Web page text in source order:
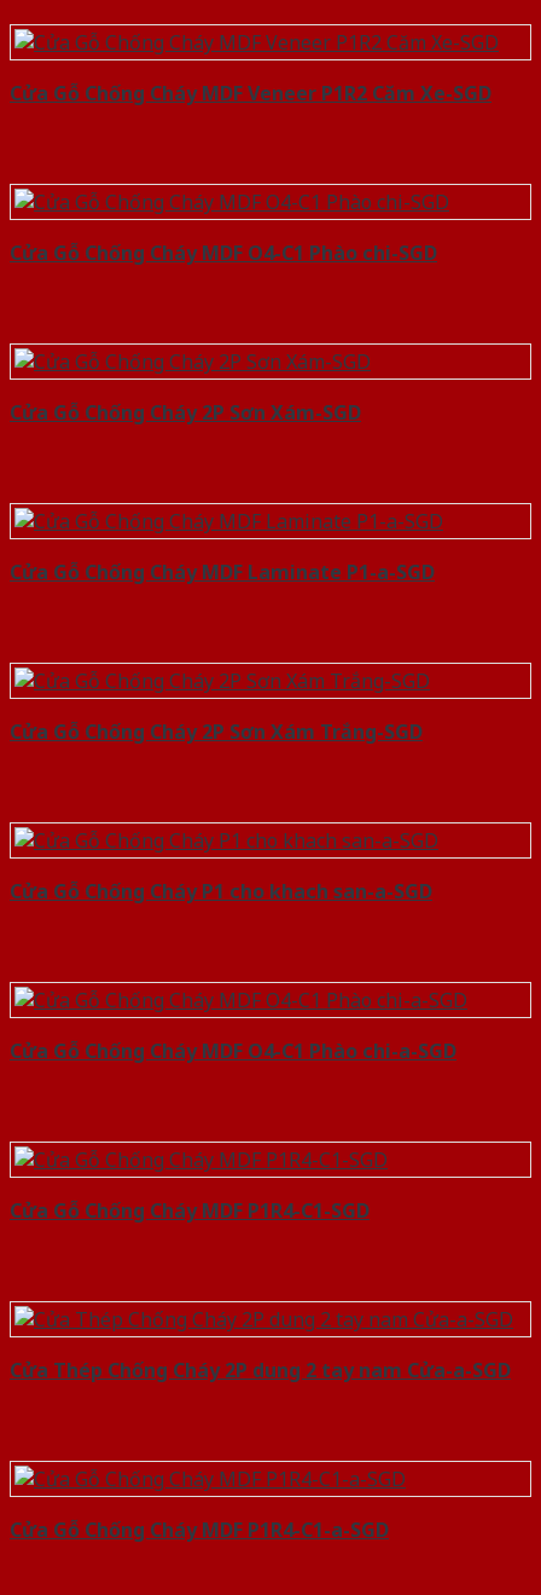
Cửa Gỗ Chống Cháy MDF Veneer P1R2 Căm Xe-SGD
Cửa Gỗ Chống Cháy MDF O4-C1 Phào chi-SGD
Cửa Gỗ Chống Cháy 2P Sơn Xám-SGD
Cửa Gỗ Chống Cháy MDF Laminate P1-a-SGD
Cửa Gỗ Chống Cháy 2P Sơn Xám Trắng-SGD
Cửa Gỗ Chống Cháy P1 cho khach san-a-SGD
Cửa Gỗ Chống Cháy MDF O4-C1 Phào chi-a-SGD
Cửa Gỗ Chống Cháy MDF P1R4-C1-SGD
Cửa Thép Chống Cháy 2P dung 2 tay nam Cửa-a-SGD
Cửa Gỗ Chống Cháy MDF P1R4-C1-a-SGD